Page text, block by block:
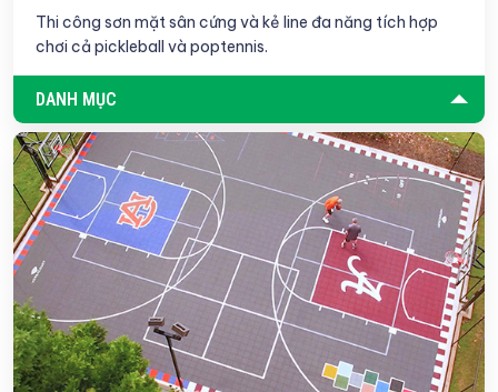
Thi công sơn mặt sân cứng và kẻ line đa năng tích hợp
DANH MỤC